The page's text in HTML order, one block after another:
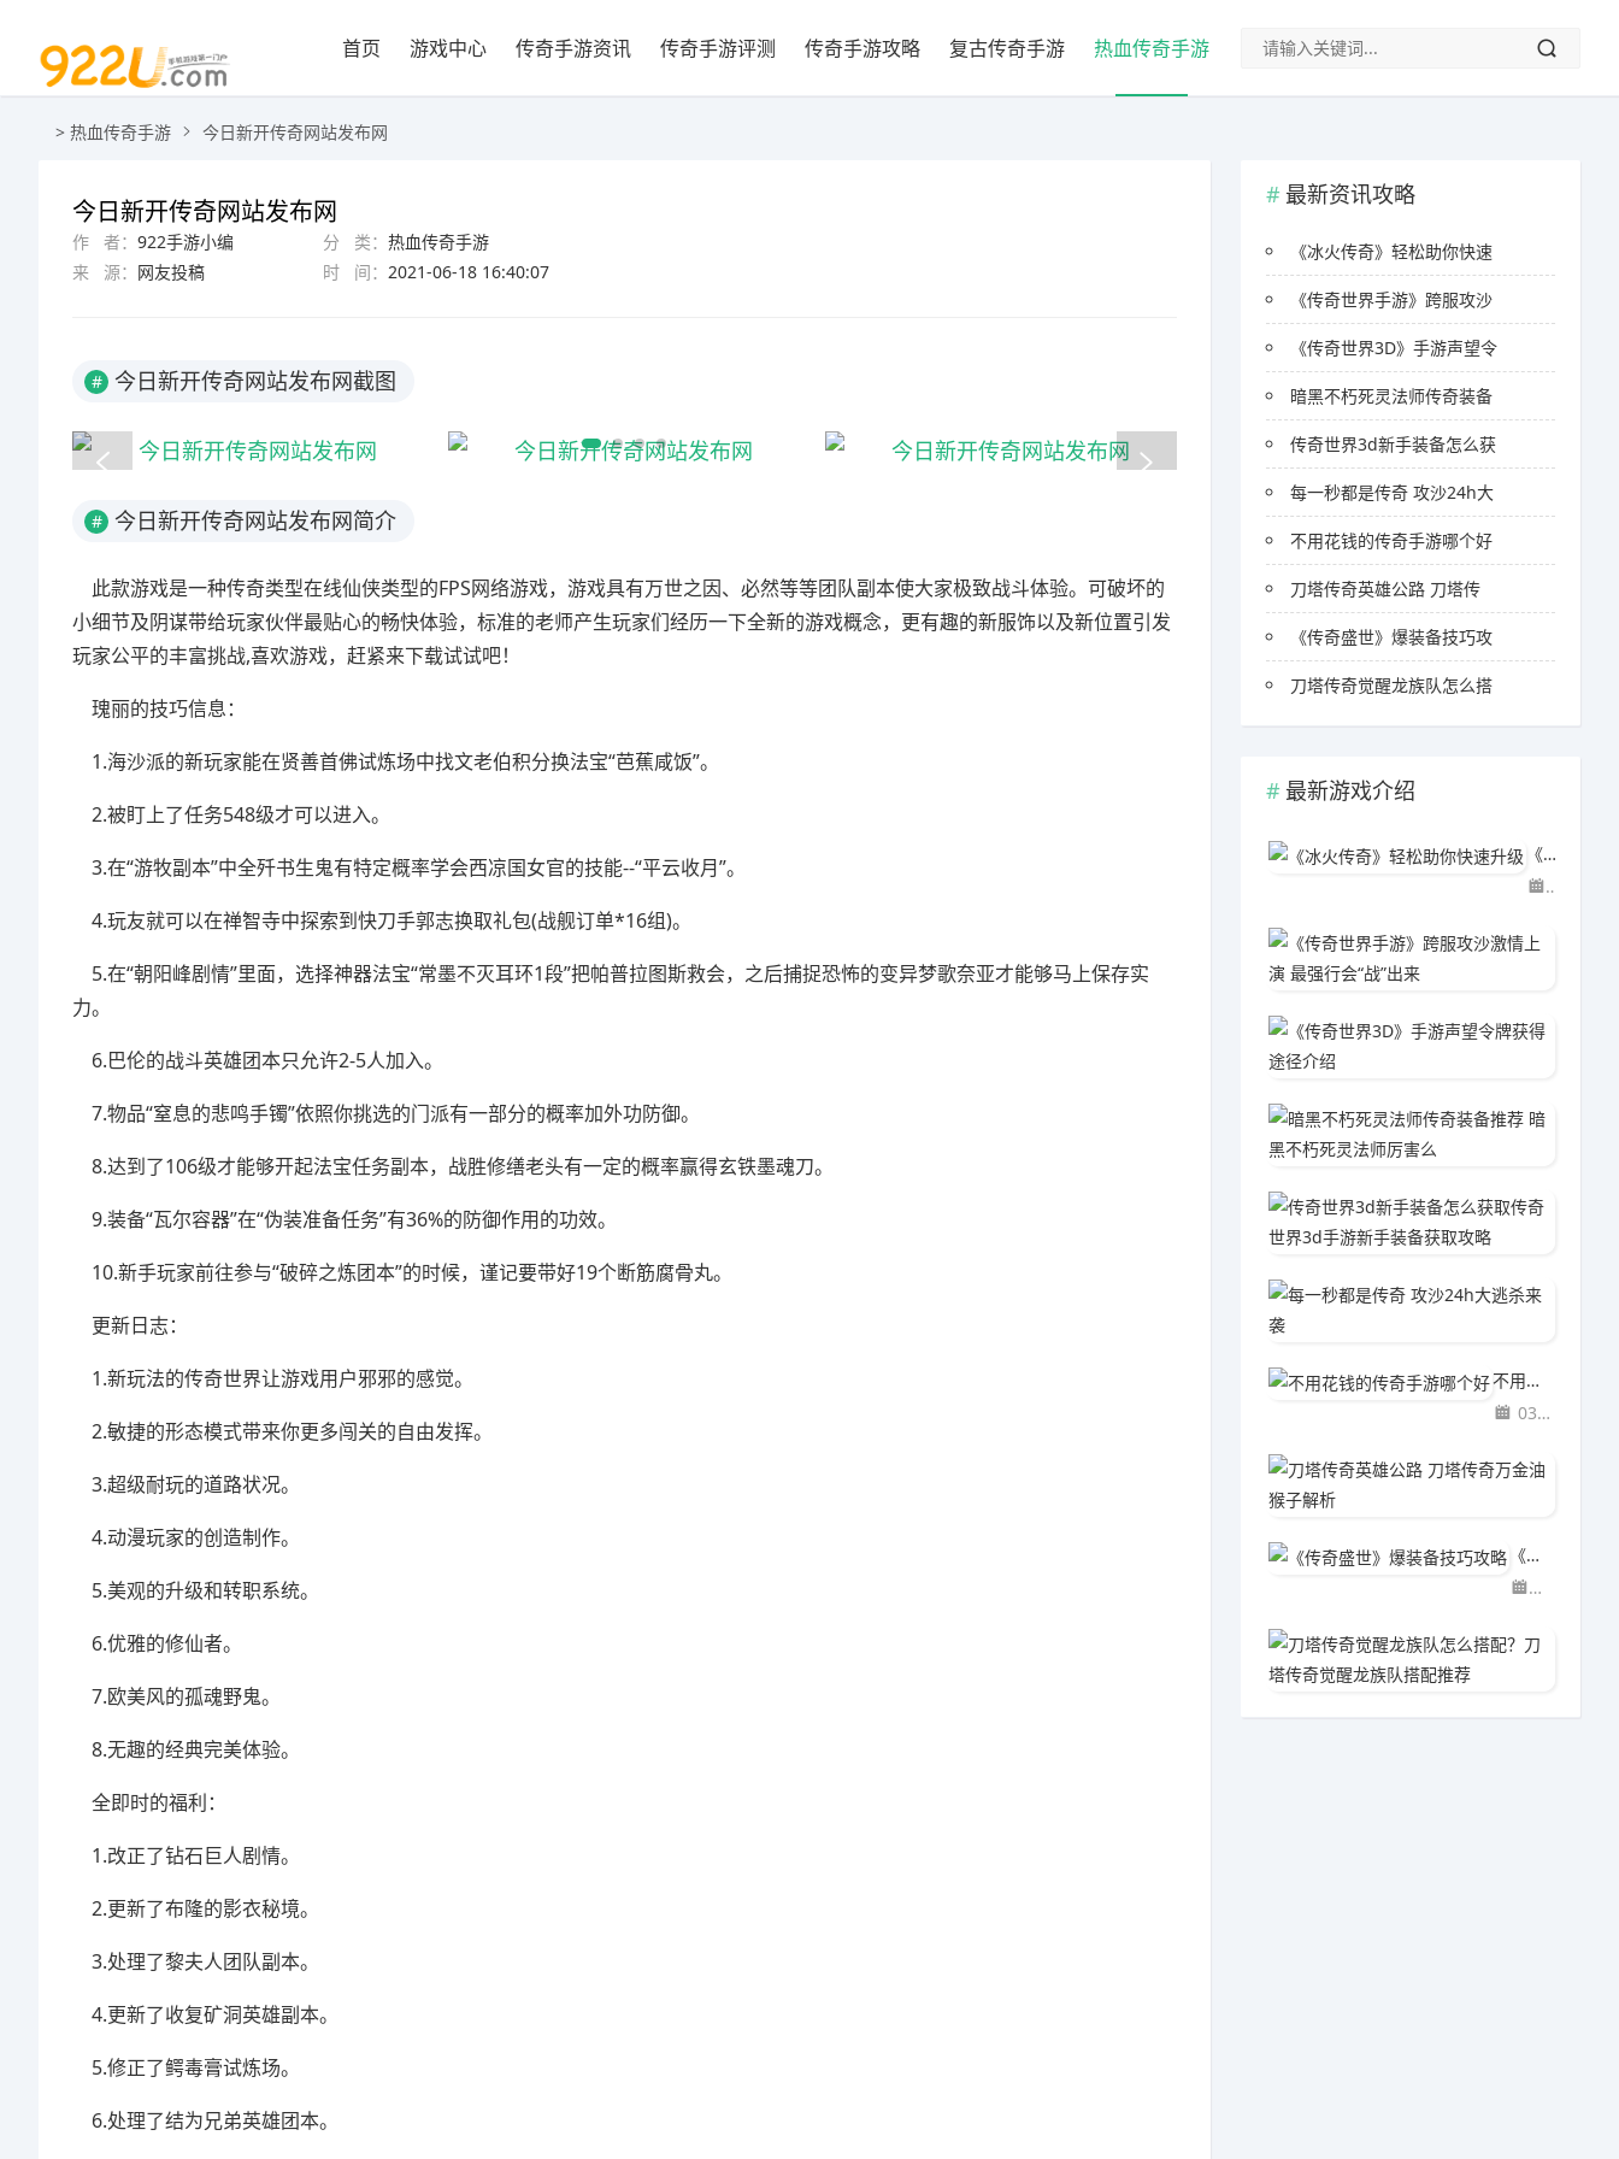
首页 游戏中心 传奇手游资讯 传奇手游评测 传奇手游攻略 复古传奇手游 热血传奇手游
> 热血传奇手游 今日新开传奇网站发布网
今日新开传奇网站发布网
作 者： 922手游小编 分 类： 热血传奇手游
来 源： 网友投稿 时 间： 2021-06-18 16:40:07
# 今日新开传奇网站发布网截图
# 今日新开传奇网站发布网简介
此款游戏是一种传奇类型在线仙侠类型的FPS网络游戏，游戏具有万世之因、必然等等团队副本使大家极致战斗体验。可破坏的
小细节及阴谋带给玩家伙伴最贴心的畅快体验，标准的老师产生玩家们经历一下全新的游戏概念，更有趣的新服饰以及新位置引发
玩家公平的丰富挑战,喜欢游戏，赶紧来下载试试吧！
瑰丽的技巧信息：
1.海沙派的新玩家能在贤善首佛试炼场中找文老伯积分换法宝“芭蕉咸饭”。
2.被盯上了任务548级才可以进入。
3.在“游牧副本”中全歼书生鬼有特定概率学会西凉国女官的技能--“平云收月”。
4.玩友就可以在禅智寺中探索到快刀手郭志换取礼包(战舰订单*16组)。
5.在“朝阳峰剧情”里面，选择神器法宝“常墨不灭耳环1段”把帕普拉图斯救会，之后捕捉恐怖的变异梦歌奈亚才能够马上保存实
力。
6.巴伦的战斗英雄团本只允许2-5人加入。
7.物品“窒息的悲鸣手镯”依照你挑选的门派有一部分的概率加外功防御。
8.达到了106级才能够开起法宝任务副本，战胜修缮老头有一定的概率赢得玄铁墨魂刀。
9.装备“瓦尔容器”在“伪装准备任务”有36%的防御作用的功效。
10.新手玩家前往参与“破碎之炼团本”的时候，谨记要带好19个断筋腐骨丸。
更新日志：
1.新玩法的传奇世界让游戏用户邪邪的感觉。
2.敏捷的形态模式带来你更多闯关的自由发挥。
3.超级耐玩的道路状况。
4.动漫玩家的创造制作。
5.美观的升级和转职系统。
6.优雅的修仙者。
7.欧美风的孤魂野鬼。
8.无趣的经典完美体验。
全即时的福利：
1.改正了钻石巨人剧情。
2.更新了布隆的影衣秘境。
3.处理了黎夫人团队副本。
4.更新了收复矿洞英雄副本。
5.修正了鳄毒膏试炼场。
6.处理了结为兄弟英雄团本。
最新资讯攻略
《冰火传奇》轻松助你快速
《传奇世界手游》跨服攻沙
《传奇世界3D》手游声望令
暗黑不朽死灵法师传奇装备
传奇世界3d新手装备怎么获
每一秒都是传奇 攻沙24h大
不用花钱的传奇手游哪个好
刀塔传奇英雄公路 刀塔传
《传奇盛世》爆装备技巧攻
刀塔传奇觉醒龙族队怎么搭
最新游戏介绍
《冰火传奇》轻松助你快速升级
03-29
不用花钱的传奇手游哪个好
03-29
《传奇盛世》爆装备技巧攻略
03-29